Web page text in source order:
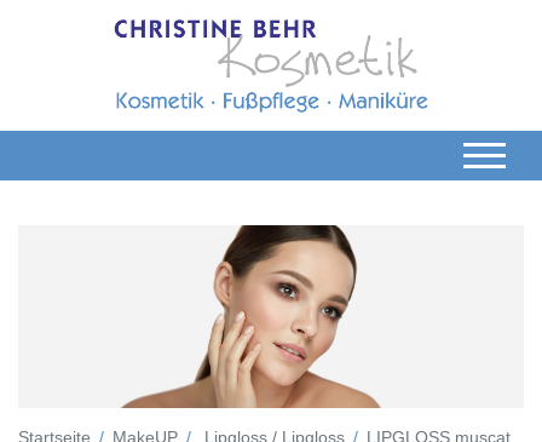
Startseite MakeUP Lipgloss / Lipgloss LIPGLOSS muscat